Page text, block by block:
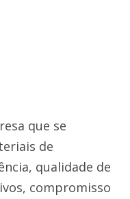
que se
de
qualidade de
compromisso